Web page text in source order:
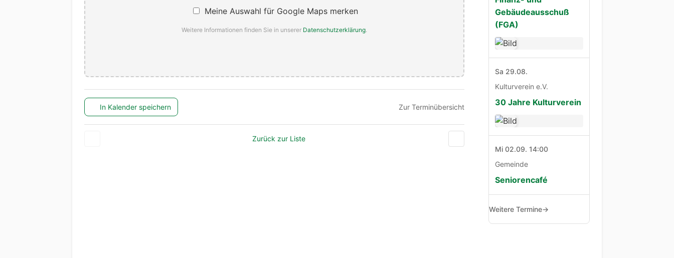
Meine Auswahl für Google Maps merken
Weitere Informationen finden Sie in unserer Datenschutzerklärung.
In Kalender speichern Zur Terminübersicht
Zurück zur Liste
Gebäudeausschuß
(FGA)
Sa 29.08.
Kulturverein e.V.
30 Jahre Kulturverein
Mi 02.09. 14:00
Gemeinde
Seniorencafé
Weitere Termine→